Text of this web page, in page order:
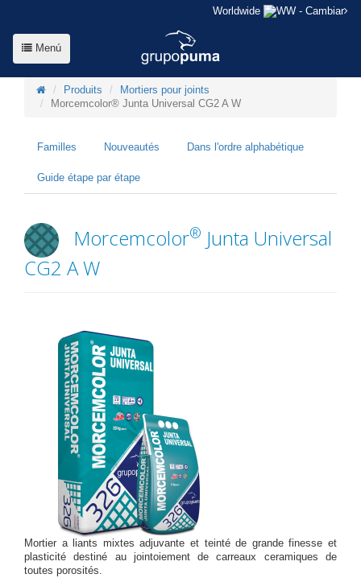
Worldwide - Cambiar
Menú
Produits
Mortiers pour joints
Morcemcolor® Junta Universal CG2 A W
Familles Nouveautés Dans l'ordre alphabétique
Guide étape par étape
Morcemcolor® Junta Universal
CG2 A W
Mortier a liants mixtes adjuvante et teinté de grande finesse et
plasticité destiné au jointoiement de carreaux ceramiques de
toutes porosités.